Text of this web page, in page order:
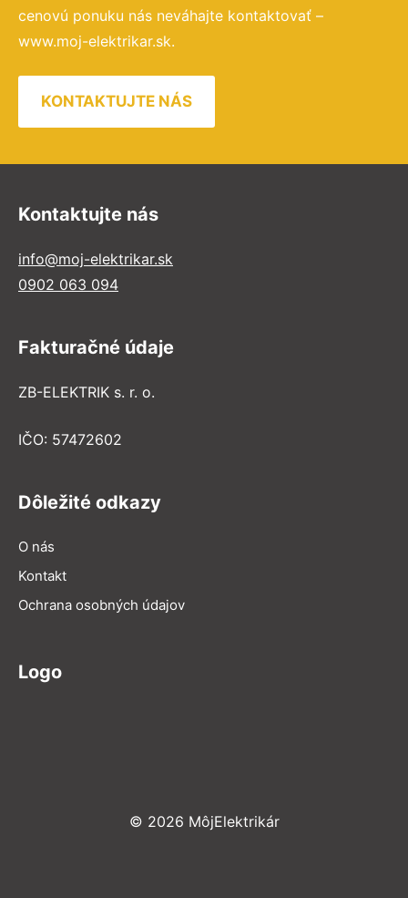
cenovú ponuku nás neváhajte kontaktovať –
www.moj-elektrikar.sk.
KONTAKTUJTE NÁS
Kontaktujte nás
info@moj-elektrikar.sk
0902 063 094
Fakturačné údaje
ZB-ELEKTRIK s. r. o.
IČO: 57472602
Dôležité odkazy
O nás
Kontakt
Ochrana osobných údajov
Logo
© 2026 MôjElektrikár